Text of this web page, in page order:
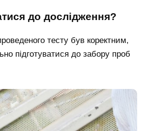
до дослідження?
тесту був коректним,
підготуватися до забору проб